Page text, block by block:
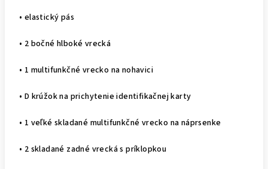
• elastický pás
• 2 bočné hlboké vrecká
• 1 multifunkčné vrecko na nohavici
• D krúžok na prichytenie identifikačnej karty
• 1 veľké skladané multifunkčné vrecko na náprsenke
• 2 skladané zadné vrecká s príklopkou